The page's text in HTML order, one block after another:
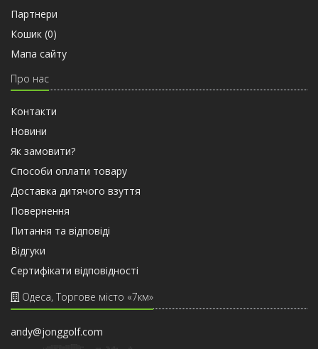
Партнери
Кошик (0)
Мапа сайту
Про нас
Контакти
Новини
Як замовити?
Способи оплати товару
Доставка дитячого взуття
Повернення
Питання та відповіді
Відгуки
Сертифiкати вiдповiдностi
Одеса, Торгове місто «7км»
andy@jonggolf.com